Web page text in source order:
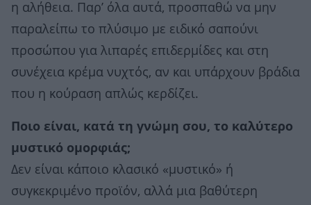
η αλήθεια. Παρ’ όλα αυτά, προσπαθώ να μην
παραλείπω το πλύσιμο με ειδικό σαπούνι
προσώπου για λιπαρές επιδερμίδες και στη
συνέχεια κρέμα νυχτός, αν και υπάρχουν βράδια
που η κούραση απλώς κερδίζει.
Ποιο είναι, κατά τη γνώμη σου, το καλύτερο
μυστικό ομορφιάς;
Δεν είναι κάποιο κλασικό «μυστικό» ή
συγκεκριμένο προϊόν, αλλά μια βαθύτερη